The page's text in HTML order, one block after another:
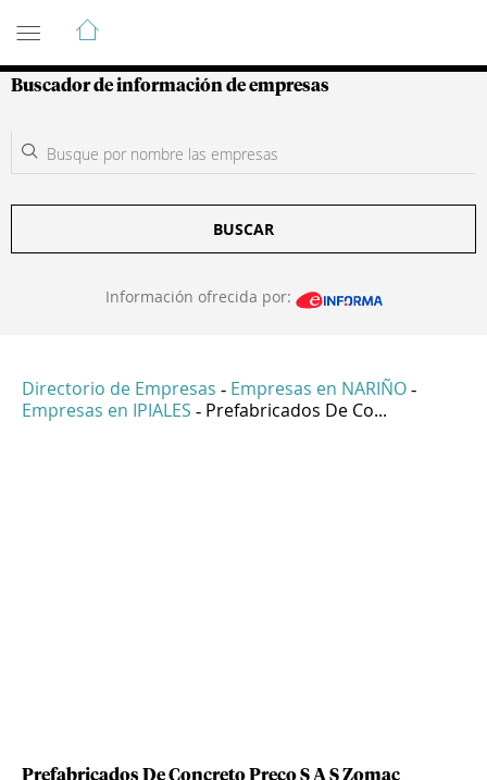
Guía de Empresas Colombianas
Buscador de información de empresas
BUSCAR
Información ofrecida por:
Directorio de Empresas - Empresas en NARIÑO -
Empresas en IPIALES - Prefabricados De Co...
Prefabricados De Concreto Preco S A S Zomac